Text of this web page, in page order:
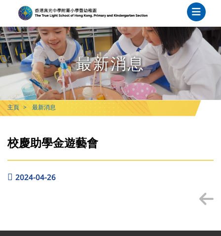
最新消息
主頁 最新消息
校慶助學金遊藝會
2024-04-26